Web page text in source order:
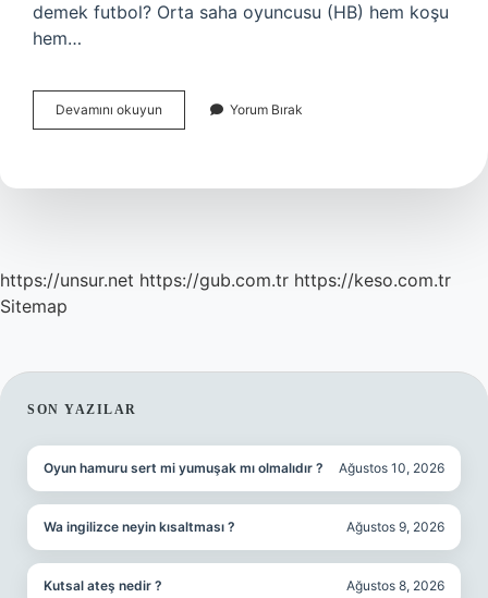
demek futbol? Orta saha oyuncusu (HB) hem koşu
hem…
Devamını okuyun
Blok
Yorum Bırak
https://unsur.net https://gub.com.tr https://keso.com.tr
Sitemap
SIDEBAR
SON YAZILAR
Oyun hamuru sert mi yumuşak mı olmalıdır ? Ağustos 10, 2026
Wa ingilizce neyin kısaltması ? Ağustos 9, 2026
Kutsal ateş nedir ? Ağustos 8, 2026